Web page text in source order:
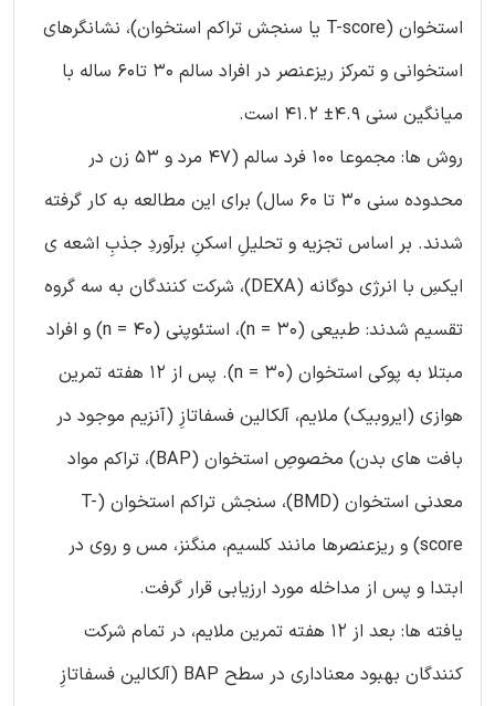
استخوان (T-score یا سنجش تراکم استخوان)، نشانگرهای
استخوانی و تمرکز ریزعنصر در افراد سالم 30 تا60 ساله با
میانگین سنی 4.9± 41.2 است.
روش ها: مجموعا 100 فرد سالم (47 مرد و 53 زن در
محدوده سنی 30 تا 60 سال) برای این مطالعه به کار گرفته
شدند. بر اساس تجزیه و تحلیلِ اسکنِ برآوردِ جذبِ اشعه ی
ایکسِ با انرژی دوگانه (DEXA)، شرکت کنندگان به سه گروه
تقسیم شدند: طبیعی (30 = n)، استئوپنی (40 = n) و افراد
مبتلا به پوکی استخوان (30 = n). پس از 12 هفته تمرین
هوازی (ایروبیک) ملایم، آلکالین فسفاتازِ (آنزیم موجود در
بافت های بدن) مخصوصِ استخوان (BAP)، تراکم مواد
معدنی استخوان (BMD)، سنجش تراکم استخوان (T-
score) و ریزعنصرها مانند کلسیم، منگنز، مس و روی در
ابتدا و پس از مداخله مورد ارزیابی قرار گرفت.
يافته ها: بعد از 12 هفته تمرين ملایم، در تمام شرکت
کنندگان بهبود معناداری در سطح BAP (آلکالین فسفاتازِ